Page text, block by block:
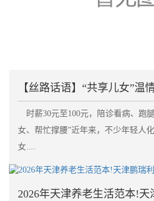
时薪30元至100元，陪诊看病、跑
女、帮忙撑腰”近年来，不少年轻人
女....